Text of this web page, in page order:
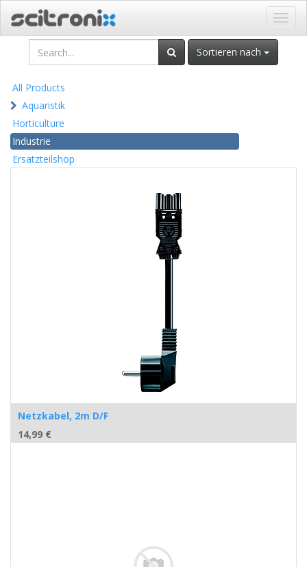
ein-/
Sortieren nach
All Products
Aquaristik
Horticulture
Industrie
Ersatzteilshop
Netzkabel, 2m D/F
14,99 €